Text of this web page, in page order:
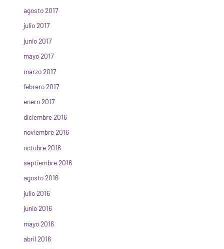
agosto 2017
julio 2017
junio 2017
mayo 2017
marzo 2017
febrero 2017
enero 2017
diciembre 2016
noviembre 2016
octubre 2016
septiembre 2016
agosto 2016
julio 2016
junio 2016
mayo 2016
abril 2016